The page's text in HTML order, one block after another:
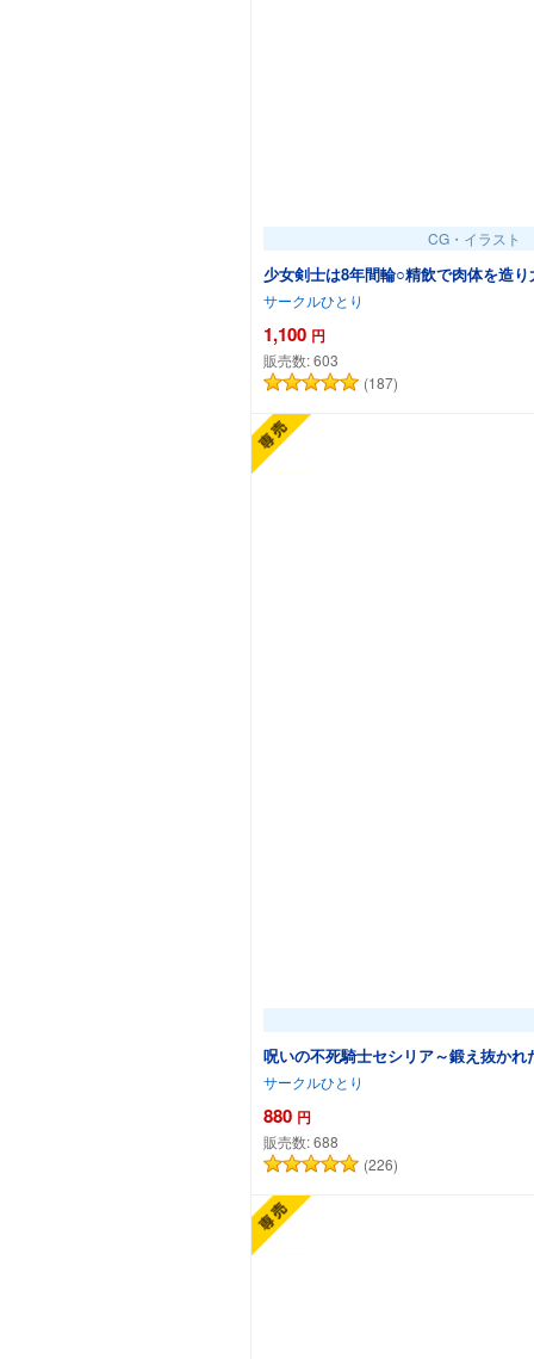
CG・イラスト
少女剣士は8年間輪○精飲で肉体を造
サークルひとり
1,100 円
販売数:603
(187)
呪いの不死騎士セシリア～鍛え抜か
サークルひとり
880 円
販売数:688
(226)